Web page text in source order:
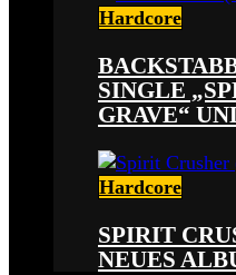
Hardcore
SINGLE
GRAVE“
Hardcore
SPIRIT
NEUES